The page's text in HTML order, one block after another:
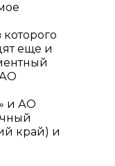
которого
еще и
и АО
край) и